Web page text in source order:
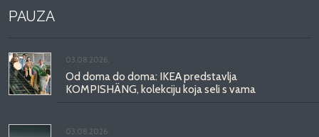
PAUZA
03.08.2026.
Od doma do doma: IKEA predstavlja
KOMPISHÄNG, kolekciju koja seli s vama
03.08.2026.